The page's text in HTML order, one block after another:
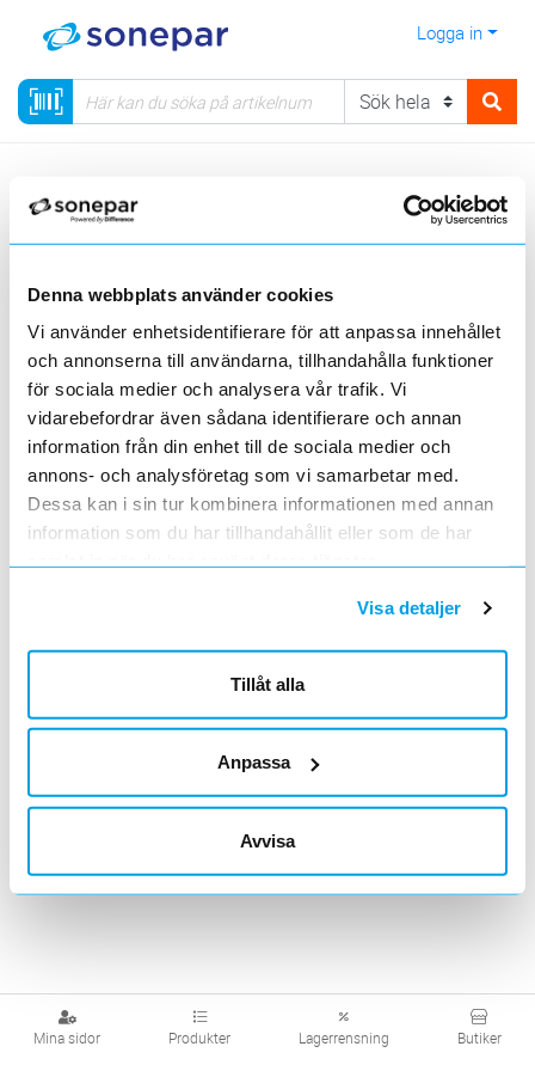
Denna webbplats använder cookies
Vi använder enhetsidentifierare för att anpassa innehållet
och annonserna till användarna, tillhandahålla funktioner
för sociala medier och analysera vår trafik. Vi
vidarebefordrar även sådana identifierare och annan
information från din enhet till de sociala medier och
annons- och analysföretag som vi samarbetar med.
Dessa kan i sin tur kombinera informationen med annan
information som du har tillhandahållit eller som de har
samlat in när du har använt deras tjänster.
Visa detaljer
Tillåt alla
Anpassa
Avvisa
Logga in
Mina sidor Produkter Lagerrensning Butiker
Visa produkter från alla underliggande kategorier
OM1 OM3 OM4
Visa produkter från alla underliggande kategorier